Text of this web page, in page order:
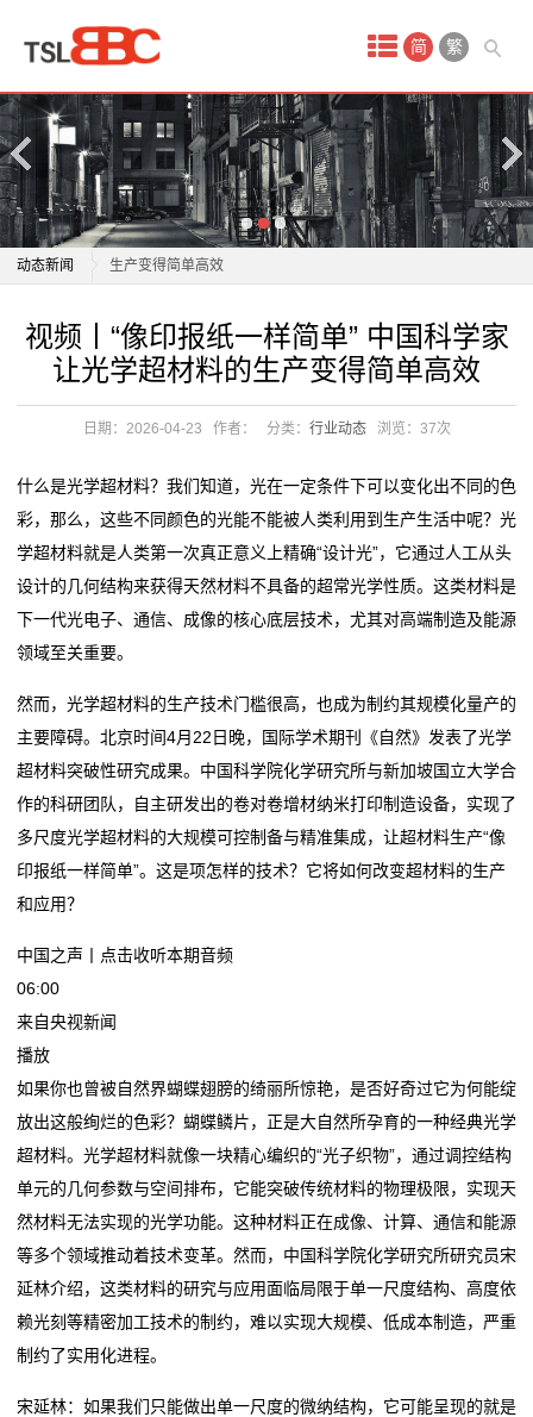
简 繁
动态新闻
视频丨“像印报纸一样简单” 中国科学家让光学超材料的
生产变得简单高效
简单”
路上亮“小蓝灯”的车越来越多，有何含义？
市市场监管局提醒告诫：严禁使用“生鲜灯”
保定：为AI创业者点亮一盏聚光灯
方特新春灯会璀璨启幕！“泰安灯王”巨制成夜游新地标
自贡灯会去年爆火灯组“青城双姝”下岗再就业？已搬家
到仙市古镇，春节可免
《2025全球“节演展赛+旅游”报告》：“追光灯”照亮目的
地旅游 旅游+X助力
台州节日灯依旧“大放光彩”
生产变得简单高效
光学超材料能打印？中国科学家领衔实现“像印报纸一样
简单”
市市场监管局提醒告诫：严禁使用“生鲜灯”
笼艺培训、物业管理员，“有‘嘉’夜课堂”上新！
保定：为AI创业者点亮一盏聚光灯
方特新春灯会璀璨启幕！“泰安灯王”巨制成夜游新地标
自贡灯会去年爆火灯组“青城双姝”下岗再就业？已搬家
到仙市古镇，春节可免
《2025全球“节演展赛+旅游”报告》：“追光灯”照亮目的
地旅游 旅游+X助力
台州节日灯依旧“大放光彩”
视频丨“像印报纸一样简单” 中国科学家
让光学超材料的生产变得简单高效
日期：2026-04-23 作者： 分类： 行业动态 浏览： 37次
什么是光学超材料？我们知道，光在一定条件下可以变化出不同的色
彩，那么，这些不同颜色的光能不能被人类利用到生产生活中呢？光
学超材料就是人类第一次真正意义上精确“设计光”，它通过人工从头
设计的几何结构来获得天然材料不具备的超常光学性质。这类材料是
下一代光电子、通信、成像的核心底层技术，尤其对高端制造及能源
领域至关重要。
然而，光学超材料的生产技术门槛很高，也成为制约其规模化量产的
主要障碍。北京时间4月22日晚，国际学术期刊《自然》发表了光学
超材料突破性研究成果。中国科学院化学研究所与新加坡国立大学合
作的科研团队，自主研发出的卷对卷增材纳米打印制造设备，实现了
多尺度光学超材料的大规模可控制备与精准集成，让超材料生产“像
印报纸一样简单”。这是项怎样的技术？它将如何改变超材料的生产
和应用？
中国之声丨点击收听本期音频
06:00
来自央视新闻
播放
如果你也曾被自然界蝴蝶翅膀的绮丽所惊艳，是否好奇过它为何能绽
放出这般绚烂的色彩？蝴蝶鳞片，正是大自然所孕育的一种经典光学
超材料。光学超材料就像一块精心编织的“光子织物”，通过调控结构
单元的几何参数与空间排布，它能突破传统材料的物理极限，实现天
然材料无法实现的光学功能。这种材料正在成像、计算、通信和能源
等多个领域推动着技术变革。然而，中国科学院化学研究所研究员宋
延林介绍，这类材料的研究与应用面临局限于单一尺度结构、高度依
赖光刻等精密加工技术的制约，难以实现大规模、低成本制造，严重
制约了实用化进程。
宋延林：如果我们只能做出单一尺度的微纳结构，它可能呈现的就是
产
品
中